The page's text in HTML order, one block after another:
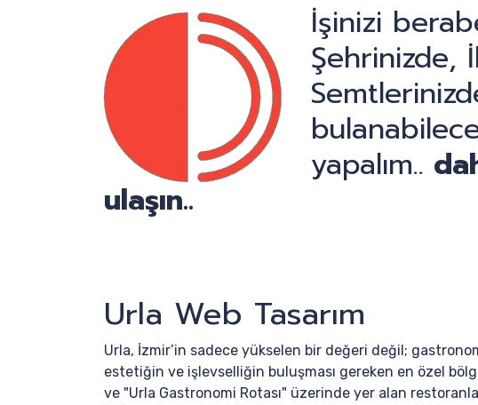
İşinizi
Şehrinizde,
yapalım..
ulaşın..
Urla Web Tasarım
Urla, İzmir’in sadece yükselen bir değeri değil;
estetiğin ve işlevselliğin buluşması gereken en özel
ve "Urla Gastronomi Rotası" üzerinde yer alan